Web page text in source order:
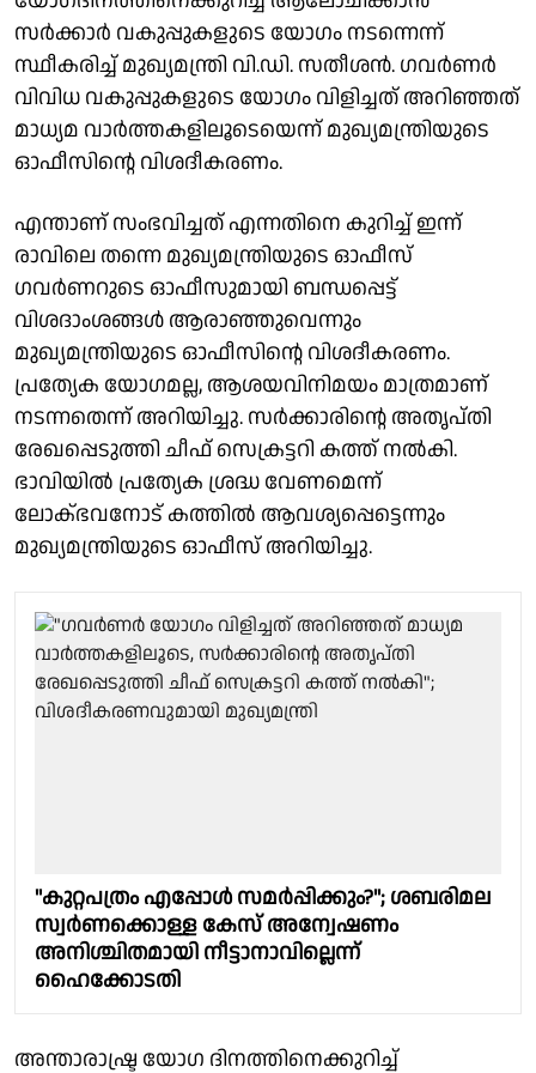
സർക്കാർ വകുപ്പുകളുടെ യോഗം നടന്നെന്ന്
സ്ഥീകരിച്ച് മുഖ്യമന്ത്രി വി.ഡി. സതീശൻ. ഗവർണർ
വിവിധ വകുപ്പുകളുടെ യോഗം വിളിച്ചത് അറിഞ്ഞത്
മാധ്യമ വാർത്തകളിലൂടെയെന്ന് മുഖ്യമന്ത്രിയുടെ
ഓഫീസിന്റെ വിശദീകരണം.
എന്താണ് സംഭവിച്ചത് എന്നതിനെ കുറിച്ച് ഇന്ന്
രാവിലെ തന്നെ മുഖ്യമന്ത്രിയുടെ ഓഫീസ്
ഗവര്‍ണറുടെ ഓഫീസുമായി ബന്ധപ്പെട്ട്
വിശദാംശങ്ങള്‍ ആരാഞ്ഞുവെന്നും
മുഖ്യമന്ത്രിയുടെ ഓഫീസിന്റെ വിശദീകരണം.
പ്രത്യേക യോഗമല്ല, ആശയവിനിമയം മാത്രമാണ്
നടന്നതെന്ന് അറിയിച്ചു. സർക്കാരിൻ്റെ അതൃപ്തി
രേഖപ്പെടുത്തി ചീഫ് സെക്രട്ടറി കത്ത് നൽകി.
ഭാവിയിൽ പ്രത്യേക ശ്രദ്ധ വേണമെന്ന്
ലോക്ഭവനോട് കത്തിൽ ആവശ്യപ്പെട്ടെന്നും
മുഖ്യമന്ത്രിയുടെ ഓഫീസ് അറിയിച്ചു.
"കുറ്റപത്രം എപ്പോൾ സമർപ്പിക്കും?"; ശബരിമല
സ്വർണക്കൊള്ള കേസ് അന്വേഷണം
അനിശ്ചിതമായി നീട്ടാനാവില്ലെന്ന്
ഹൈക്കോടതി
അന്താരാഷ്ട്ര യോഗ ദിനത്തിനെക്കുറിച്ച്